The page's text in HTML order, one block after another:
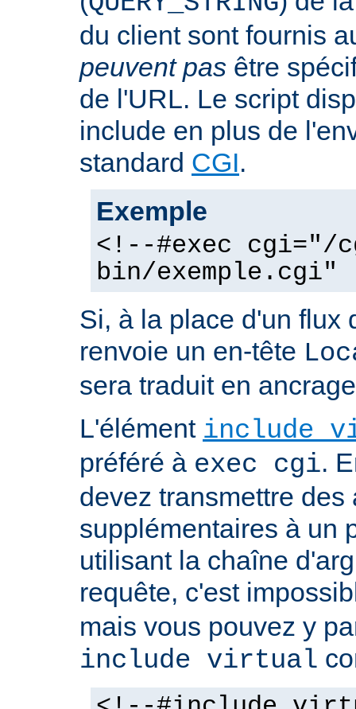
du client sont fournis
peuvent pas être
de l'URL. Le script
include en plus de
standard CGI.
Exemple
<!--#exec cgi="/
bin/exemple.cgi"
Si, à la place d'un flux
renvoie un en-tête
sera traduit en
L'élément include
préféré à exec cgi.
devez transmettre des
supplémentaires à un
utilisant la chaîne
requête, c'est
mais vous pouvez y
include virtual